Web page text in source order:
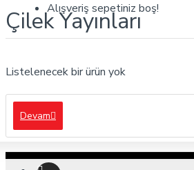
Alışveriş sepetiniz boş!
Çilek Yayınları
Listelenecek bir ürün yok
Devam